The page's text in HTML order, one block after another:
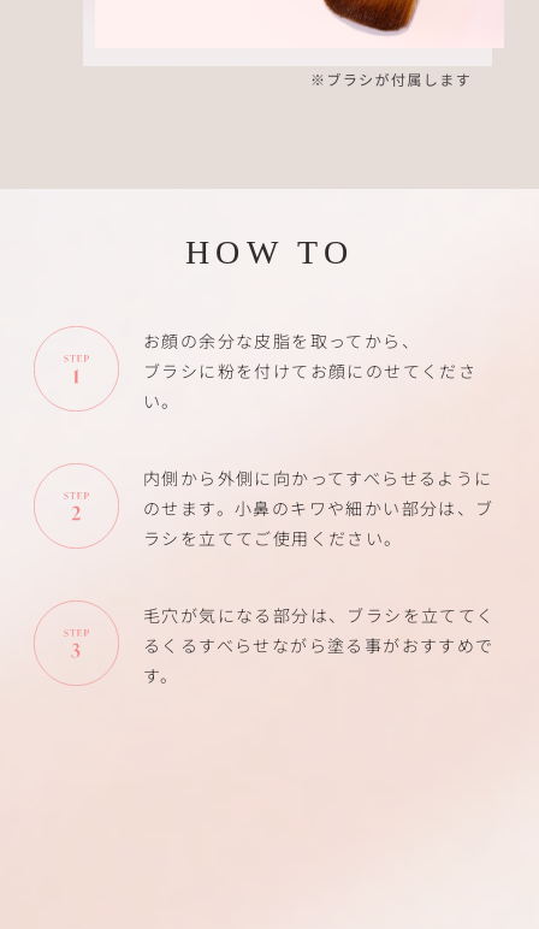
HOW TO
お顔の余分な皮脂を取ってから、
ブラシに粉を付けてお顔にのせてくださ
い。
内側から外側に向かってすべらせるように
のせます。小鼻のキワや細かい部分は、ブ
ラシを立ててご使用ください。
毛穴が気になる部分は、ブラシを立ててく
るくるすべらせながら塗る事がおすすめで
す。